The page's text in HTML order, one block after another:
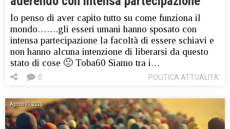
Io penso di aver capito tutto su come funziona il
mondo…….gli esseri umani hanno sposato con
intensa partecipazione la facoltà di essere schiavi e
non hanno alcuna intenzione di liberarsi da questo
stato di cose 🙁 Toba60 Siamo tra i…
POLITICA ATTUALITA'
0
Agosto 10, 2025